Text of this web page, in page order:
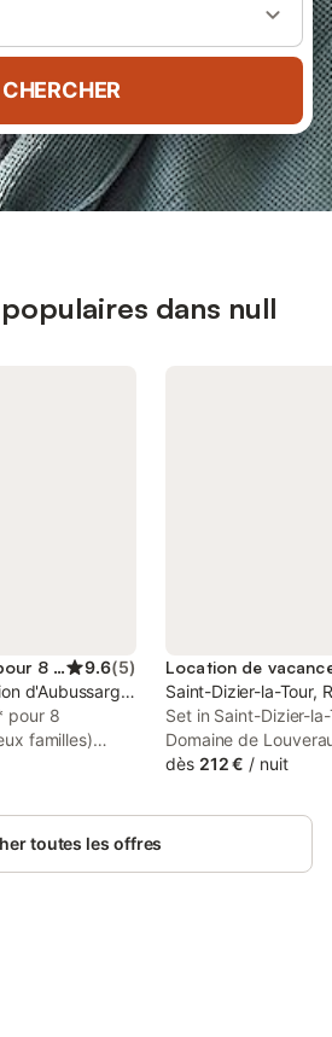
CHERCHER
dans null
Location de vacances pour 8 personnes 9.6(5)
d'Aubussargues
pour 8
familles)
ancien
Côté
aménagée
Saint-Dizier-la-Tour,
Set in Saint-Dizier-
Domaine de
accommodation
who drive. With
dès 212 € / nuit
toutes les offres